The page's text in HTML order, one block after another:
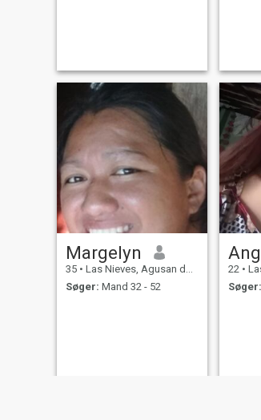
Margelyn
35 • Las Nieves, Agusan del Norte, Filippinerne
Søger: Mand 32 - 52
22 • Las
Søger: